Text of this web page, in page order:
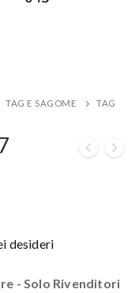
TAG E SAGOME
TAG
desideri
- Solo Rivenditori